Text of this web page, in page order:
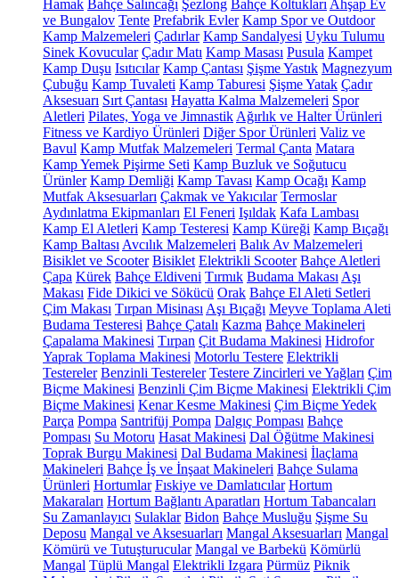
Hamak Bahçe Salıncağı Şezlong Bahçe Koltukları Ahşap Ev
ve Bungalov Tente Prefabrik Evler Kamp Spor ve Outdoor
Kamp Malzemeleri Çadırlar Kamp Sandalyesi Uyku Tulumu
Sinek Kovucular Çadır Matı Kamp Masası Pusula Kampet
Kamp Duşu Isıtıcılar Kamp Çantası Şişme Yastık Magnezyum
Çubuğu Kamp Tuvaleti Kamp Taburesi Şişme Yatak Çadır
Aksesuarı Sırt Çantası Hayatta Kalma Malzemeleri Spor
Aletleri Pilates, Yoga ve Jimnastik Ağırlık ve Halter Ürünleri
Fitness ve Kardiyo Ürünleri Diğer Spor Ürünleri Valiz ve
Bavul Kamp Mutfak Malzemeleri Termal Çanta Matara
Kamp Yemek Pişirme Seti Kamp Buzluk ve Soğutucu
Ürünler Kamp Demliği Kamp Tavası Kamp Ocağı Kamp
Mutfak Aksesuarları Çakmak ve Yakıcılar Termoslar
Aydınlatma Ekipmanları El Feneri Işıldak Kafa Lambası
Kamp El Aletleri Kamp Testeresi Kamp Küreği Kamp Bıçağı
Kamp Baltası Avcılık Malzemeleri Balık Av Malzemeleri
Bisiklet ve Scooter Bisiklet Elektrikli Scooter Bahçe Aletleri
Çapa Kürek Bahçe Eldiveni Tırmık Budama Makası Aşı
Makası Fide Dikici ve Sökücü Orak Bahçe El Aleti Setleri
Çim Makası Tırpan Misinası Aşı Bıçağı Meyve Toplama Aleti
Budama Testeresi Bahçe Çatalı Kazma Bahçe Makineleri
Çapalama Makinesi Tırpan Çit Budama Makinesi Hidrofor
Yaprak Toplama Makinesi Motorlu Testere Elektrikli
Testereler Benzinli Testereler Testere Zincirleri ve Yağları Çim
Biçme Makinesi Benzinli Çim Biçme Makinesi Elektrikli Çim
Biçme Makinesi Kenar Kesme Makinesi Çim Biçme Yedek
Parça Pompa Santrifüj Pompa Dalgıç Pompası Bahçe
Pompası Su Motoru Hasat Makinesi Dal Öğütme Makinesi
Toprak Burgu Makinesi Dal Budama Makinesi İlaçlama
Makineleri Bahçe İş ve İnşaat Makineleri Bahçe Sulama
Ürünleri Hortumlar Fıskiye ve Damlatıcılar Hortum
Makaraları Hortum Bağlantı Aparatları Hortum Tabancaları
Su Zamanlayıcı Sulaklar Bidon Bahçe Musluğu Şişme Su
Deposu Mangal ve Aksesuarları Mangal Aksesuarları Mangal
Kömürü ve Tutuşturucular Mangal ve Barbekü Kömürlü
Mangal Tüplü Mangal Elektrikli Izgara Pürmüz Piknik